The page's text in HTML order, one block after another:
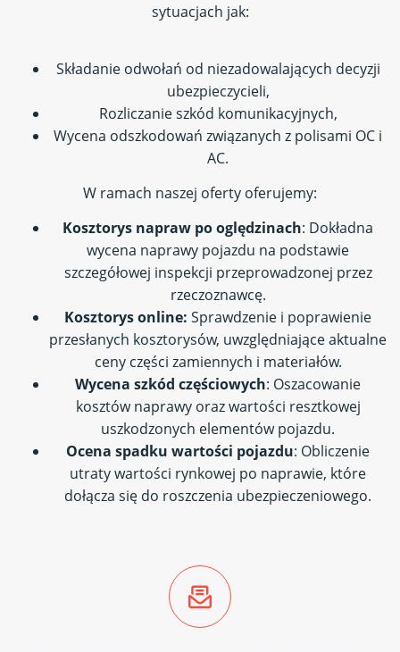
sytuacjach jak:
Składanie odwołań od niezadowalających decyzji
ubezpieczycieli,
Rozliczanie szkód komunikacyjnych,
Wycena odszkodowań związanych z polisami OC i
AC.
W ramach naszej oferty oferujemy:
Kosztorys napraw po oględzinach: Dokładna
wycena naprawy pojazdu na podstawie
szczegółowej inspekcji przeprowadzonej przez
rzeczoznawcę.
Kosztorys online: Sprawdzenie i poprawienie
przesłanych kosztorysów, uwzględniające aktualne
ceny części zamiennych i materiałów.
Wycena szkód częściowych: Oszacowanie
kosztów naprawy oraz wartości resztkowej
uszkodzonych elementów pojazdu.
Ocena spadku wartości pojazdu: Obliczenie
utraty wartości rynkowej po naprawie, które
dołącza się do roszczenia ubezpieczeniowego.